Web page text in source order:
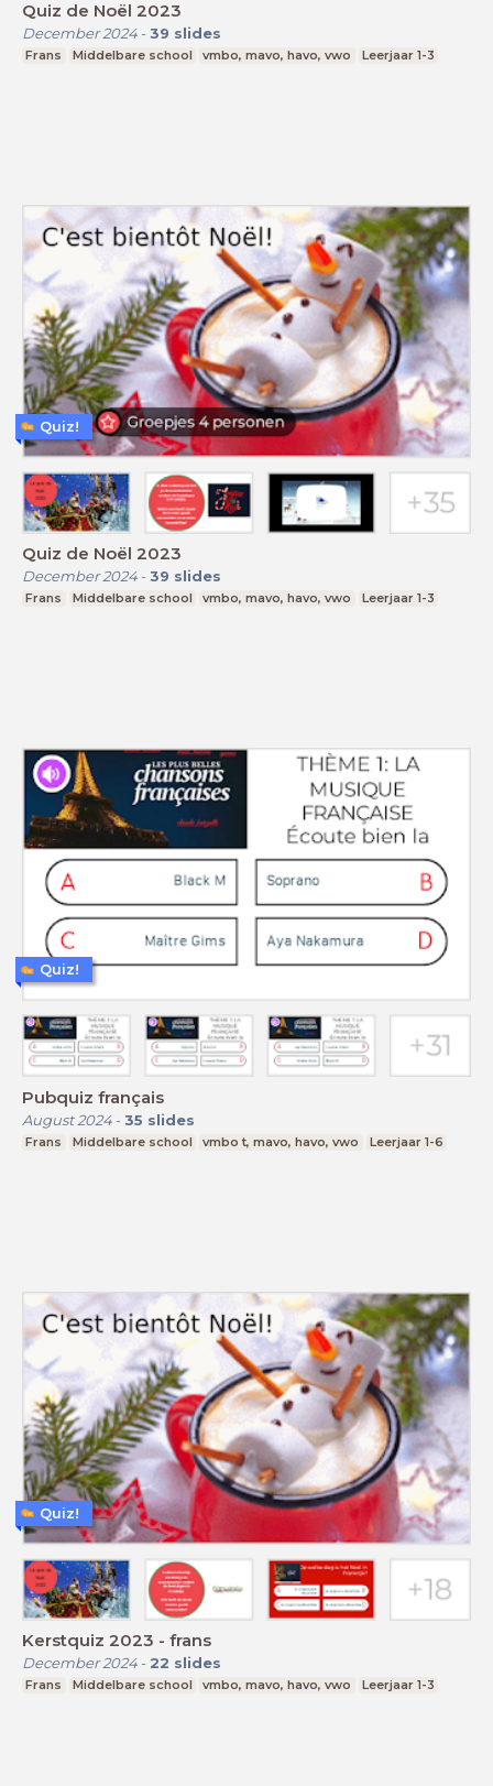
Quiz de Noël 2023
December 2024- 39 slides
Frans Middelbare school vmbo, mavo, havo, vwo Leerjaar 1-3
Quiz de Noël 2023
December 2024- 39 slides
Frans Middelbare school vmbo, mavo, havo, vwo Leerjaar 1-3
Quiz!
Pubquiz français
August 2024- 35 slides
Frans Middelbare school vmbo t, mavo, havo, vwo Leerjaar 1-6
Quiz!
Kerstquiz 2023 - frans
December 2024- 22 slides
Frans Middelbare school vmbo, mavo, havo, vwo Leerjaar 1-3
Quiz!